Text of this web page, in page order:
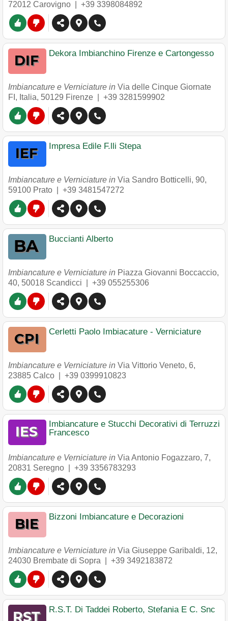
72012 Carovigno +39 3398084892
Dekora Imbianchino Firenze e Cartongesso
Imbiancature e Verniciature in Via delle Cinque Giornate
FI, Italia, 50129 Firenze +39 3281599902
Impresa Edile F.lli Stepa
Imbiancature e Verniciature in Via Sandro Botticelli, 90,
59100 Prato +39 3481547272
Buccianti Alberto
Imbiancature e Verniciature in Piazza Giovanni Boccaccio,
40, 50018 Scandicci +39 055255306
Cerletti Paolo Imbiacature - Verniciature
Imbiancature e Verniciature in Via Vittorio Veneto, 6,
23885 Calco +39 0399910823
Imbiancature e Stucchi Decorativi di Terruzzi
Francesco
Imbiancature e Verniciature in Via Antonio Fogazzaro, 7,
20831 Seregno +39 3356783293
Bizzoni Imbiancature e Decorazioni
Imbiancature e Verniciature in Via Giuseppe Garibaldi, 12,
24030 Brembate di Sopra +39 3492183872
R.S.T. Di Taddei Roberto, Stefania E C. Snc